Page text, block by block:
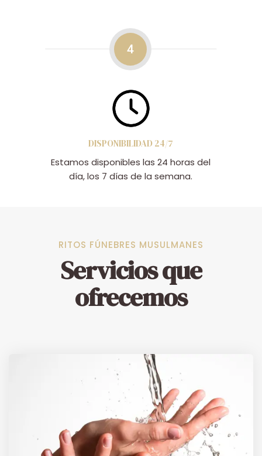
4
DISPONIBILIDAD 24/7
Estamos disponibles las 24 horas del
día, los 7 días de la semana.
RITOS FÚNEBRES MUSULMANES
Servicios que
ofrecemos